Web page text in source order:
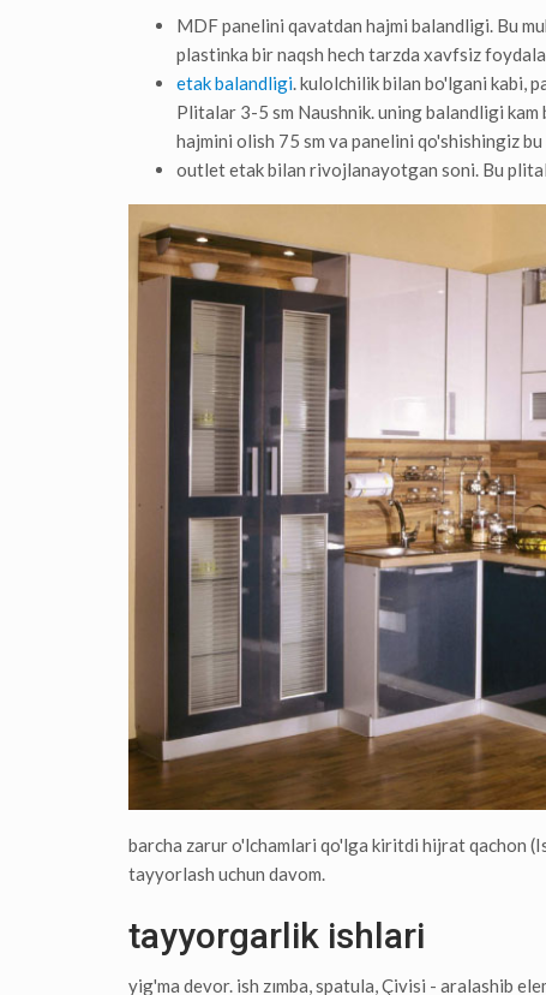
MDF panelini qavatdan hajmi balandligi. Bu
plastinka bir naqsh hech tarzda xavfsiz
etak balandligi. kulolchilik bilan bo'lgani kabi,
Plitalar 3-5 sm Naushnik. uning balandligi
hajmini olish 75 sm va panelini qo'shishingiz
outlet etak bilan rivojlanayotgan soni. Bu
barcha zarur o'lchamlari qo'lga kiritdi hijrat qachon
tayyorlash uchun davom.
tayyorgarlik ishlari
yig'ma devor. ish zımba, spatula, Çivisi - aralashib